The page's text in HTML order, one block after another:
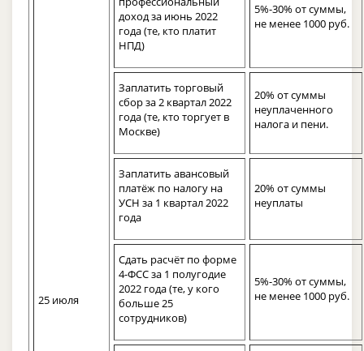
25 июля
доход за июнь 2022
года (те, кто платит
НПД)
5%-30% от суммы,
не менее 1000 руб.
Заплатить торговый
сбор за 2 квартал 2022
года (те, кто торгует в
Москве)
20% от суммы
неуплаченного
налога и пени.
Заплатить авансовый
платёж по налогу на
УСН за 1 квартал 2022
года
20% от суммы
неуплаты
Сдать расчёт по форме
4-ФСС за 1 полугодие
2022 года (те, у кого
больше 25
сотрудников)
5%-30% от суммы,
не менее 1000 руб.